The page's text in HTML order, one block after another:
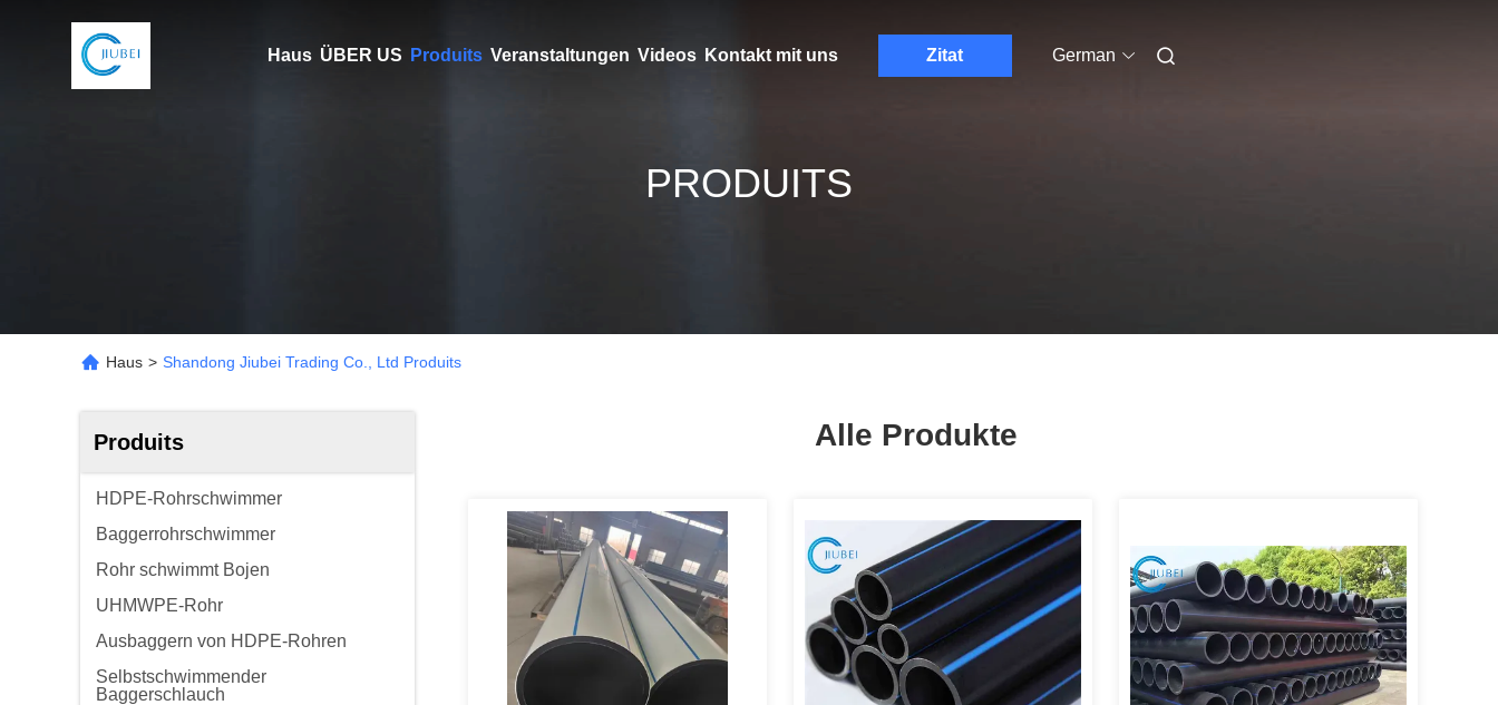
Haus ÜBER US Produits Veranstaltungen Videos Kontakt mit uns Zitat German
PRODUITS
Haus > Shandong Jiubei Trading Co., Ltd Produits
Produits
HDPE-Rohrschwimmer
Baggerrohrschwimmer
Rohr schwimmt Bojen
UHMWPE-Rohr
Ausbaggern von HDPE-Rohren
Selbstschwimmender
Baggerschlauch
Alle Produkte